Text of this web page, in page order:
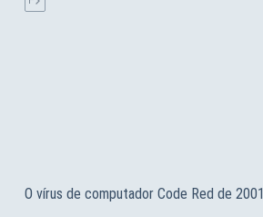
O vírus de computador Code Red de 2001